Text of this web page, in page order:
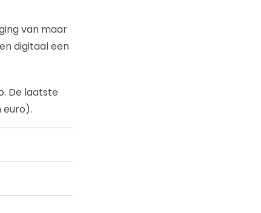
van maar
digitaal een
De laatste
euro).